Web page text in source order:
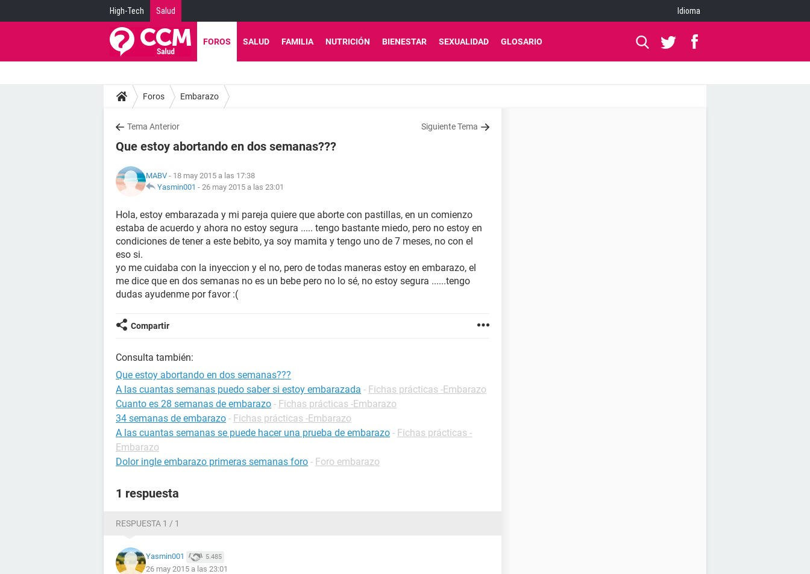
High-Tech Salud Idioma
FOROS SALUD FAMILIA NUTRICIÓN BIENESTAR SEXUALIDAD GLOSARIO
Foros Embarazo
Tema Anterior Siguiente Tema
Que estoy abortando en dos semanas???
MABV - 18 may 2015 a las 17:38
Yasmin001 - 26 may 2015 a las 23:01
Hola, estoy embarazada y mi pareja quiere que aborte con pastillas, en un comienzo
estaba de acuerdo y ahora no estoy segura ..... tengo bastante miedo, pero no estoy en
condiciones de tener a este bebito, ya soy mamita y tengo uno de 7 meses, no con el
eso si.
yo me cuidaba con la inyeccion y el no, pero de todas maneras estoy en embarazo, el
me dice que en dos semanas no es un bebe pero no lo sé, no estoy segura ......tengo
dudas ayudenme por favor :(
Compartir
Consulta también:
Que estoy abortando en dos semanas???
A las cuantas semanas puedo saber si estoy embarazada - Fichas prácticas -Embarazo
Cuanto es 28 semanas de embarazo - Fichas prácticas -Embarazo
34 semanas de embarazo - Fichas prácticas -Embarazo
A las cuantas semanas se puede hacer una prueba de embarazo - Fichas prácticas -
Embarazo
Dolor ingle embarazo primeras semanas foro - Foro embarazo
1 respuesta
RESPUESTA 1 / 1
Yasmin001 5.485
26 may 2015 a las 23:01